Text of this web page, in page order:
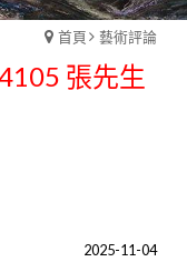
首頁 藝術評論
張先生
2025-11-04